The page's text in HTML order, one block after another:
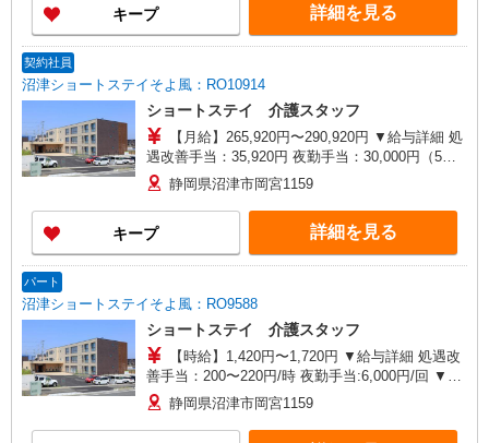
キープ 詳細を見る
契約社員
沼津ショートステイそよ風：RO10914
ショートステイ 介護スタッフ
【月給】265,920円〜290,920円 ▼給与詳細 処
遇改善手当：35,920円 夜勤手当：30,000円（5回
分） ※6回目以降は1回6,000円支給 ▼下記別途支
給 通勤手当 年末年始手当：380円/時 昇給年1回
（4月） 寸志あり：年2回（6月・12月） ※業績に
よる 特別報酬：平均34.1万円（最高額135万円）
※2025年6月支給実績 ※処遇改善手当は試用期間
静岡県沼津市岡宮1159
キープ 詳細を見る
パート
沼津ショートステイそよ風：RO9588
ショートステイ 介護スタッフ
【時給】1,420円〜1,720円 ▼給与詳細 処遇改
善手当：200〜220円/時 夜勤手当:6,000円/回 ▼下
記別途支給 通勤手当 年末年始手当：380円/時 寸
志あり：年2回（6月・12月） ※業績による ※処
遇改善手当は試用期間中(3ヶ月)は支給なし
静岡県沼津市岡宮1159